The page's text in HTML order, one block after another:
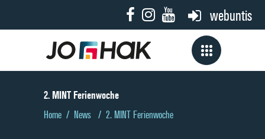
webuntis
2. MINT Ferienwoche
Home / News / 2. MINT Ferienwoche